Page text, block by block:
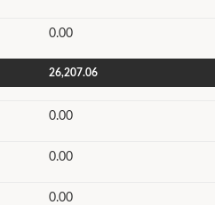
0.00
26,207.06
0.00
0.00
0.00